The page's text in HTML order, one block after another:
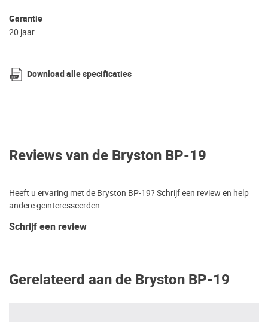
Garantie
20 jaar
Download alle specificaties
Reviews van de Bryston BP-19
Heeft u ervaring met de Bryston BP-19? Schrijf een review en help
andere geïnteresseerden.
Schrijf een review
Gerelateerd aan de Bryston BP-19